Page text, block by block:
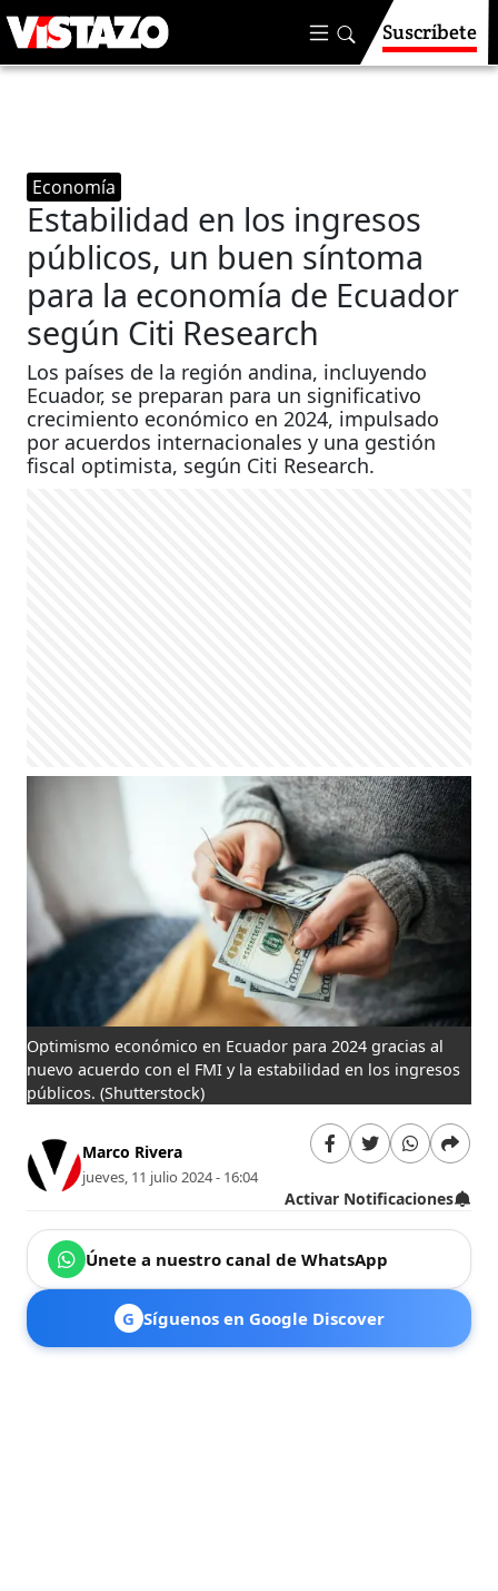
Suscríbete
Economía
Estabilidad en los ingresos
públicos, un buen síntoma
para la economía de Ecuador
según Citi Research
Los países de la región andina, incluyendo
Ecuador, se preparan para un significativo
crecimiento económico en 2024, impulsado
por acuerdos internacionales y una gestión
fiscal optimista, según Citi Research.
Optimismo económico en Ecuador para 2024 gracias al
nuevo acuerdo con el FMI y la estabilidad en los ingresos
públicos. (Shutterstock)
Marco Rivera
jueves, 11 julio 2024 - 16:04
Activar Notificaciones
Únete a nuestro canal de WhatsApp
G Síguenos en Google Discover